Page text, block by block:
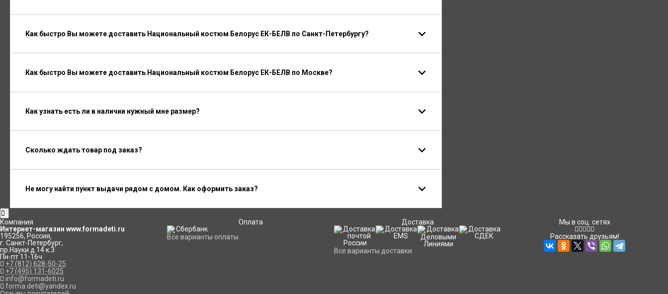
Как быстро Вы можете доставить Национальный костюм Белорус ЕК-БЕЛВ по Санкт-Петербургу?
Как быстро Вы можете доставить Национальный костюм Белорус ЕК-БЕЛВ по Москве?
Как узнать есть ли в наличии нужный мне размер?
Сколько ждать товар под заказ?
Не могу найти пункт выдачи рядом с домом. Как оформить заказ?
Компания
Интернет-магазин www.formadeti.ru
195256, Россия,
г. Санкт-Петербург,
пр.Науки д.14 к.3
Пн-пт 11-16ч
+7 (812) 628-50-25
+7 (495) 131-6025
info@formadeti.ru
forma.deti@yandex.ru
Оплата
Все варианты оплаты
Доставка
Все варианты доставки
Мы в соц. сетях
Рассказать друзьям!